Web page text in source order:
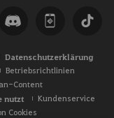
e
Datenschutzerklärung
Betriebsrichtlinien
Content
nutzt
Kundenservice
Cookies